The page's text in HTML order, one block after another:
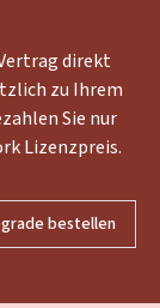
direkt
zu Ihrem
Sie nur
Lizenzpreis.
bestellen